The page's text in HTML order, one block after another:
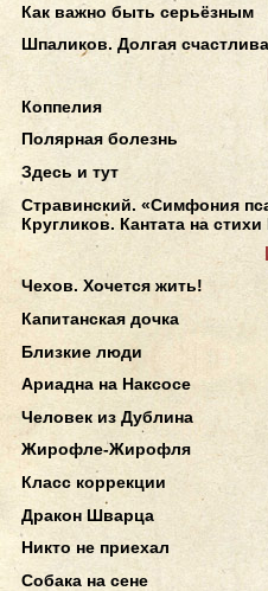
Как важно быть серьёзным
Шпаликов. Долгая
Коппелия
Полярная болезнь
Здесь и тут
Стравинский. «Симфония
Кругликов. Кантата на
Чехов. Хочется жить!
Капитанская дочка
Близкие люди
Ариадна на Наксосе
Человек из Дублина
Жирофле-Жирофля
Класс коррекции
Дракон Шварца
Никто не приехал
Собака на сене